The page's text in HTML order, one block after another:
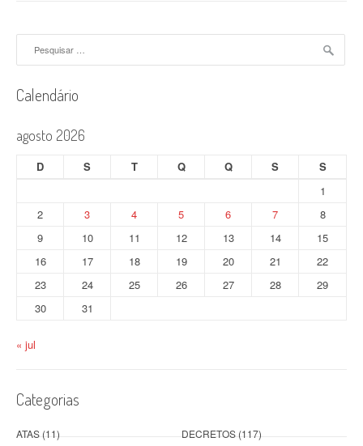
Calendário
agosto 2026
D S T Q Q S
S
1
2
3 4 5 6 7
8
9
10 11 12 13 14
15
16
17 18 19 20 21
22
23
24 25 26 27 28
29
30
31
« jul
Categorias
ATAS (11) DECRETOS (117)